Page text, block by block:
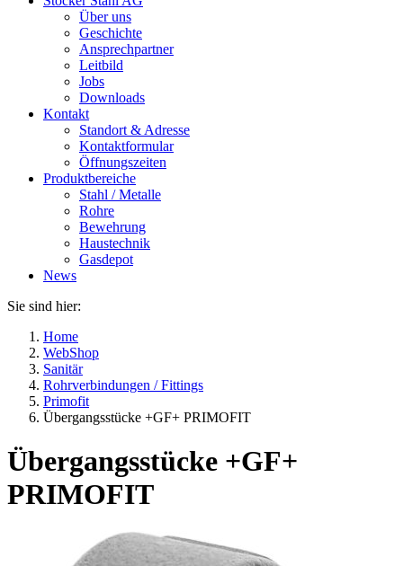
Über uns
Geschichte
Ansprechpartner
Leitbild
Jobs
Downloads
Kontakt
Standort & Adresse
Kontaktformular
Öffnungszeiten
Produktbereiche
Stahl / Metalle
Rohre
Bewehrung
Haustechnik
Gasdepot
News
Sie sind hier:
Home
WebShop
Sanitär
Rohrverbindungen / Fittings
Primofit
Übergangsstücke +GF+ PRIMOFIT
Übergangsstücke +GF+
PRIMOFIT